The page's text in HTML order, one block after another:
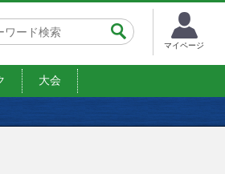
マイページ
大会